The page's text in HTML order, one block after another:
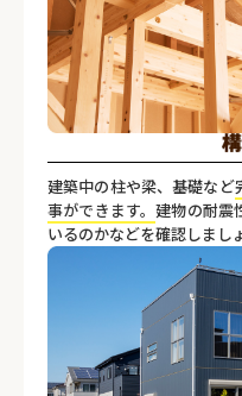
建築中の柱や梁、基礎など
事ができます。建物の耐震
いるのかなどを確認しましょ